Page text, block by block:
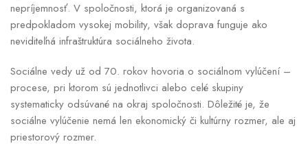
nepríjemnosť. V spoločnosti, ktorá je organizovaná s
predpokladom vysokej mobility, však doprava funguje ako
neviditeľná infraštruktúra sociálneho života.
Sociálne vedy už od 70. rokov hovoria o sociálnom vylúčení –
procese, pri ktorom sú jednotlivci alebo celé skupiny
systematicky odsúvané na okraj spoločnosti. Dôležité je, že
sociálne vylúčenie nemá len ekonomický či kultúrny rozmer, ale aj
priestorový rozmer.